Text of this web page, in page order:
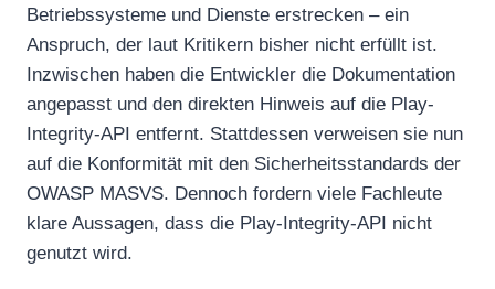
Betriebssysteme und Dienste erstrecken – ein
Anspruch, der laut Kritikern bisher nicht erfüllt ist.
Inzwischen haben die Entwickler die Dokumentation
angepasst und den direkten Hinweis auf die Play-
Integrity-API entfernt. Stattdessen verweisen sie nun
auf die Konformität mit den Sicherheitsstandards der
OWASP MASVS. Dennoch fordern viele Fachleute
klare Aussagen, dass die Play-Integrity-API nicht
genutzt wird.